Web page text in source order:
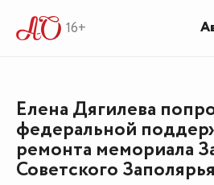
16+
Елена Дягилева
федеральной
ремонта мемориала
Советского Заполярья